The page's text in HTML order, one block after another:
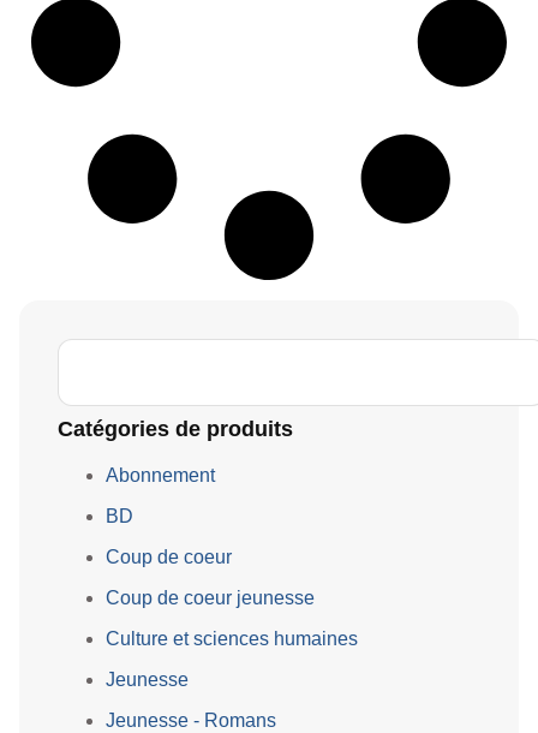
Catégories de produits
Abonnement
BD
Coup de coeur
Coup de coeur jeunesse
Culture et sciences humaines
Jeunesse
Jeunesse - Romans